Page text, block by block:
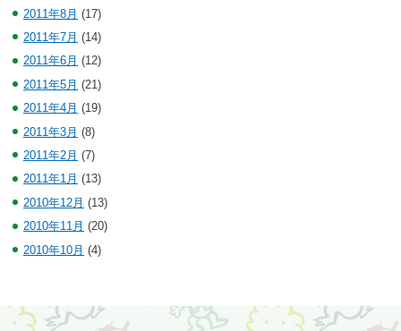
2011年8月 (17)
2011年7月 (14)
2011年6月 (12)
2011年5月 (21)
2011年4月 (19)
2011年3月 (8)
2011年2月 (7)
2011年1月 (13)
2010年12月 (13)
2010年11月 (20)
2010年10月 (4)